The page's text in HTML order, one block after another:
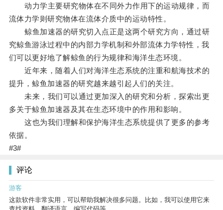
动力学主要研究物体在不同外力作用下的运动规律，而
流体力学则研究物体在流体介质中的运动特性。
鲸鱼加速器的研究切入点正是这两个研究方向，通过研
究鲸鱼游泳过程中的内部力学机制和外部流体力学特性，我
们可以更好地了解鲸鱼的行为规律和海洋生态环境。
近年来，随着人们对海洋生态系统的注重和航海技术的
提升，鲸鱼加速器的研究越来越引起人们的关注。
未来，我们可以通过更加深入的研究和分析，探索出更
多关于鲸鱼加速器及其在生态环境中的作用和影响。
这也为我们理解和保护海洋生态系统提供了更多的参考
依据。
#3#
评论
游客
这款软件非常实用，可以帮助我解决很多问题。比如，我可以使用它来